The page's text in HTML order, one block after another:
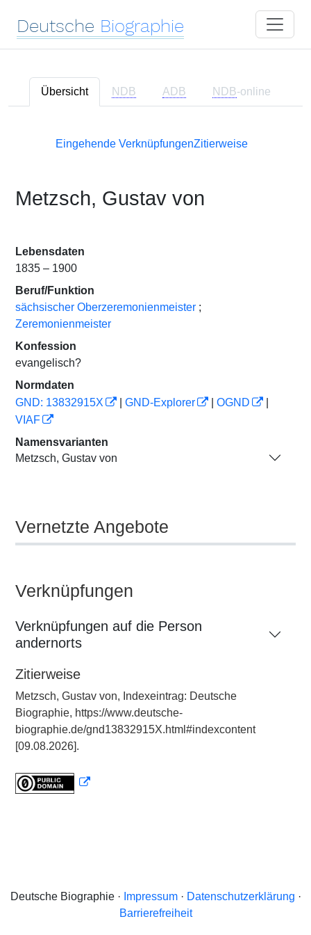
Deutsche Biographie
Übersicht NDB ADB NDB-online
Eingehende VerknüpfungenZitierweise
Metzsch, Gustav von
Lebensdaten
1835 – 1900
Beruf/Funktion
sächsischer Oberzeremonienmeister ;
Zeremonienmeister
Konfession
evangelisch?
Normdaten
GND: 13832915X
GND-Explorer OGND
VIAF
Namensvarianten
Metzsch, Gustav von
Vernetzte Angebote
Verknüpfungen
Verknüpfungen auf die Person
andernorts
Zitierweise
Metzsch, Gustav von, Indexeintrag: Deutsche
Biographie, https://www.deutsche-
biographie.de/gnd13832915X.html#indexcontent
[09.08.2026].
Deutsche Biographie · Impressum· Datenschutzerklärung ·
Barrierefreiheit